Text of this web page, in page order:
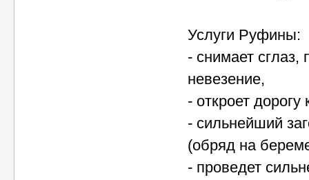
Услуги Руфины:
- снимает сглаз,
невезение,
- откроет дорогу
- сильнейший
(обряд на
- проведет